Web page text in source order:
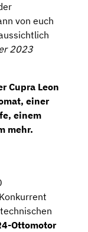
von euch
2023
Cupra Leon
einer
einem
mehr.
Ottomotor